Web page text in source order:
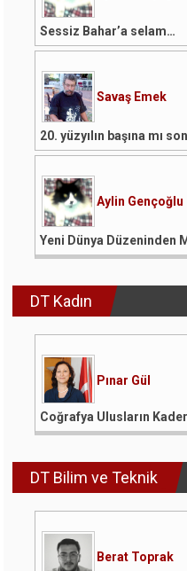
Sessiz Bahar’a selam…
Savaş Emek
20. yüzyılın başına mı
Aylin Gençoğlu
Yeni Dünya Düzeninden
DT Kadın
Pınar Gül
Coğrafya Ulusların
DT Bilim ve Teknik
Berat Toprak